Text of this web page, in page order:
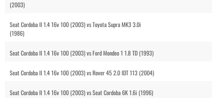
(2003)
Seat Cordoba II 1.4 16v 100 (2003) vs Toyota Supra MK3 3.0i
(1986)
Seat Cordoba II 1.4 16v 100 (2003) vs Ford Mondeo 1 1.8 TD (1993)
Seat Cordoba II 1.4 16v 100 (2003) vs Rover 45 2.0 IDT 113 (2004)
Seat Cordoba II 1.4 16v 100 (2003) vs Seat Cordoba 6K 1.6i (1996)